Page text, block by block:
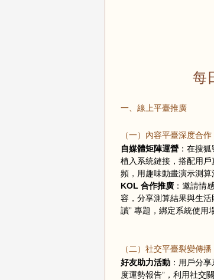
每
一、線上平臺推廣
（一）內容平臺深度合作
自媒體矩陣運營 ：在搜
植入系統鏈接，搭配用
頻，用趣味動畫演示測算
KOL 合作推廣 ：邀請情
容，分享測算結果與生
讀” 專題，綁定系統使用
（二）社交平臺裂變傳播
好友助力活動 ：用戶分
度運勢報告”，利用社交